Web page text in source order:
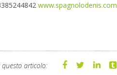
www.spagnolodenis.com
questo articolo: